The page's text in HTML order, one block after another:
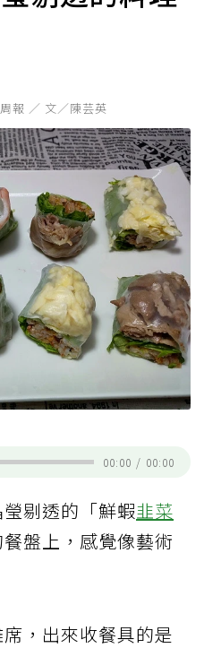
報 ／ 文／陳芸英
00:00 / 00:00
剔透的「鮮蝦韭菜
盤上，感覺像藝術
，出來收餐具的是